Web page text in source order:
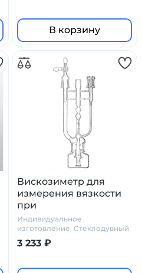
В корзину
Вискозиметр для
измерения вязкости
при
термостатировании
ВИВТ №2
Индивидуальное
изготовление. Стеклодувный
цех Primelab
3 233 ₽